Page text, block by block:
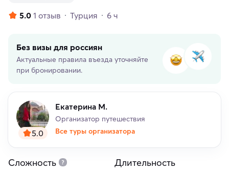
5.0 1 отзыв Турция 6 ч
Без визы для россиян
Актуальные правила въезда уточняйте
при бронировании.
5.0
Екатерина М.
Организатор путешествия
Все туры организатора
Сложность Длительность